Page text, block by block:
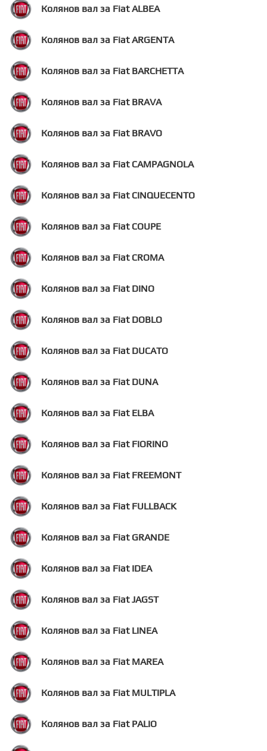
Колянов вал за Fiat ALBEA
Колянов вал за Fiat ARGENTA
Колянов вал за Fiat BARCHETTA
Колянов вал за Fiat BRAVA
Колянов вал за Fiat BRAVO
Колянов вал за Fiat CAMPAGNOLA
Колянов вал за Fiat CINQUECENTO
Колянов вал за Fiat COUPE
Колянов вал за Fiat CROMA
Колянов вал за Fiat DINO
Колянов вал за Fiat DOBLO
Колянов вал за Fiat DUCATO
Колянов вал за Fiat DUNA
Колянов вал за Fiat ELBA
Колянов вал за Fiat FIORINO
Колянов вал за Fiat FREEMONT
Колянов вал за Fiat FULLBACK
Колянов вал за Fiat GRANDE
Колянов вал за Fiat IDEA
Колянов вал за Fiat JAGST
Колянов вал за Fiat LINEA
Колянов вал за Fiat MAREA
Колянов вал за Fiat MULTIPLA
Колянов вал за Fiat PALIO